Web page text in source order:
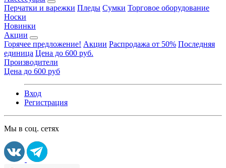
Перчатки и варежки Пледы Сумки Торговое оборудование
Носки
Новинки
Акции
Горячее предложение! Акции Распродажа от 50% Последняя
единица Цена до 600 руб.
Производители
Цена до 600 руб
Вход
Регистрация
Мы в соц. сетях